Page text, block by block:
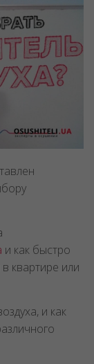
и как быстро
квартире или
и как